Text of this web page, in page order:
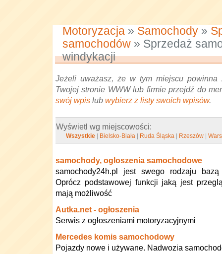
Motoryzacja » Samochody »
samochodów » Sprzedaż
windykacji
Jeżeli uważasz, że w tym miejscu powinna
Twojej stronie WWW lub firmie przejdź do
swój wpis lub wybierz z listy swoich wpisów.
Wyświetl wg miejscowości:
Wszystkie Bielsko-Biała Ruda Śląska Rzeszów |
samochody, ogloszenia samochodowe
samochody24h.pl jest swego rodzaju bazą
Oprócz podstawowej funkcji jaką jest
mają możliwość
Autka.net - ogłoszenia
Serwis z ogłoszeniami motoryzacyjnymi
Mercedes komis samochodowy
Pojazdy nowe i używane. Nadwozia